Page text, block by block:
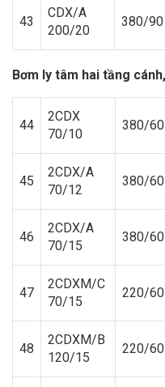
43
CDX/A
200/20
380/90
Bơm ly tâm hai tầng
44
2CDX
70/10
380/60
45
2CDX/A
70/12
380/60
46
2CDX/A
70/15
380/60
47
2CDXM/C
70/15
220/60
48
2CDXM/B
120/15
220/60